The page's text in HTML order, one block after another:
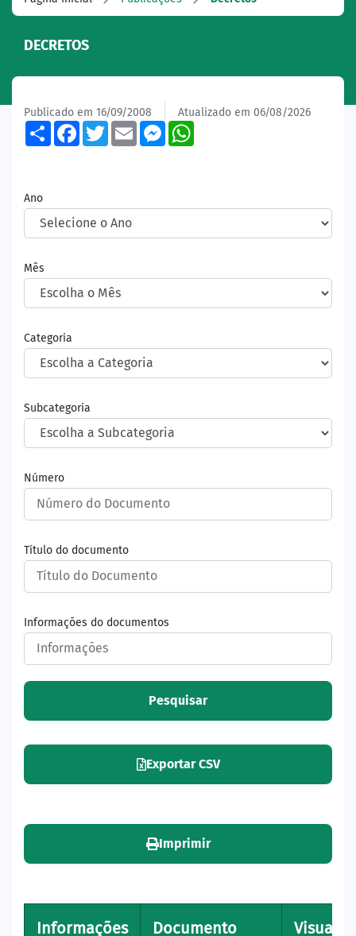
DECRETOS
Publicado em 16/09/2008 Atualizado em 06/08/2026
ShareFacebook
TwitterEmailMessenger
Ano
Mês
Categoria
Subcategoria
Número
Título do documento
Informações do documentos
Pesquisar
Exportar CSV
Imprimir
Informações Documento